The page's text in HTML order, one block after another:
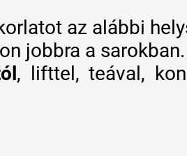
az alábbi
jobbra a sarokban.
, lifttel, teával,